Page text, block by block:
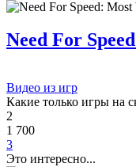
Need For
Видео из игр
Какие только игры на
2
1 700
3
Это интересно...